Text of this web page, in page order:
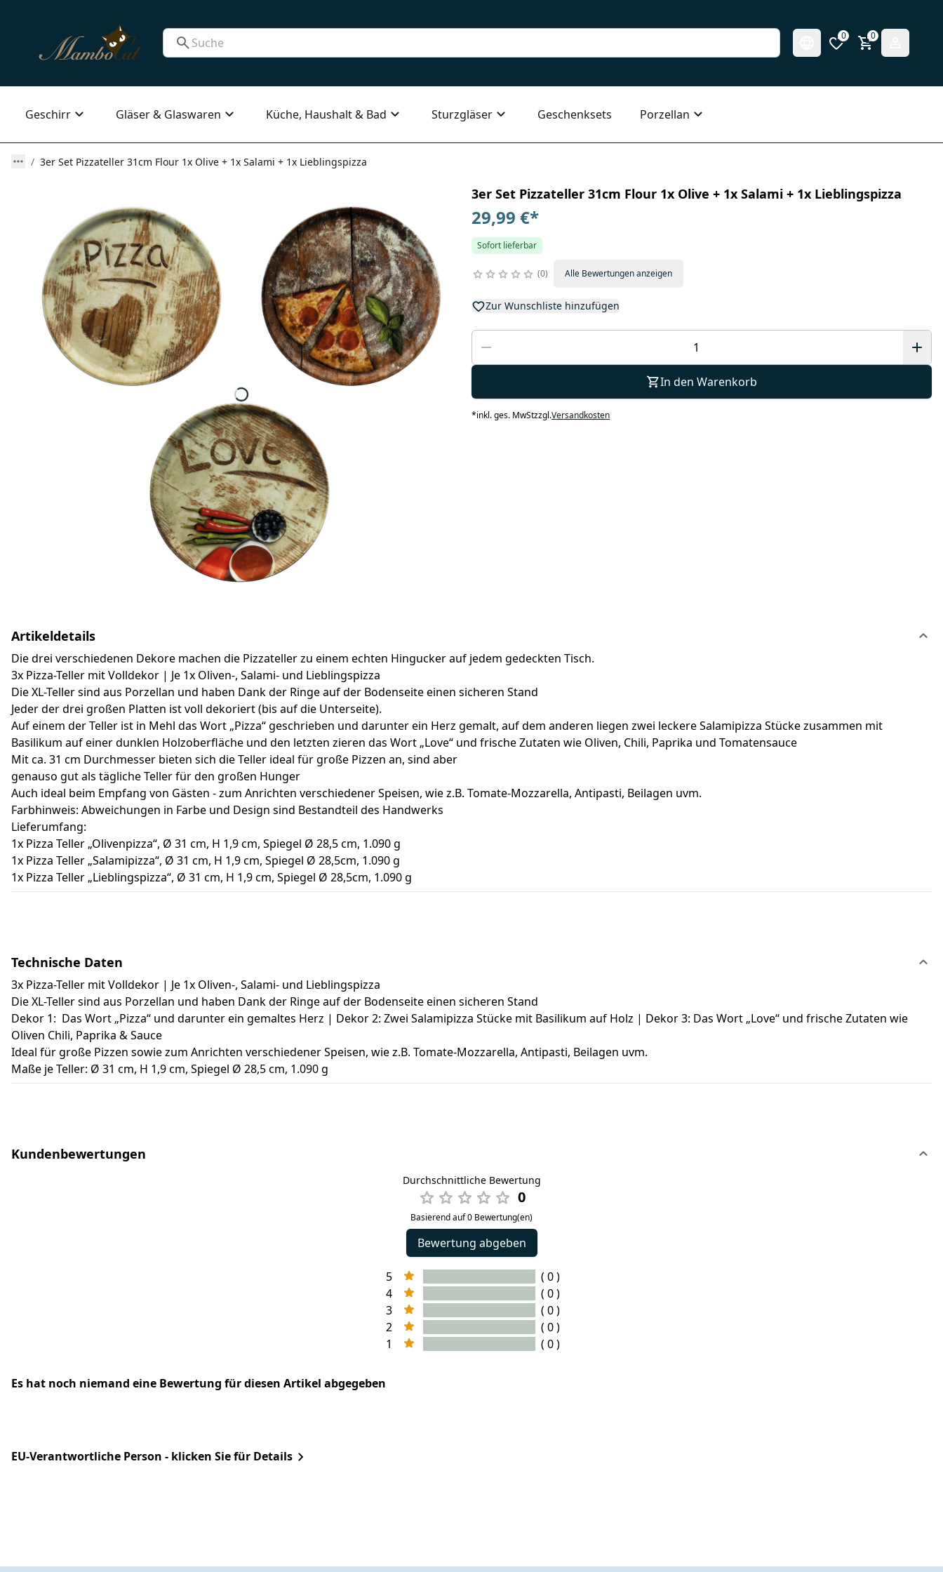
0 0
Geschirr Gläser & Glaswaren Küche, Haushalt & Bad Sturzgläser Geschenksets Porzellan
3er Set Pizzateller 31cm Flour 1x Olive + 1x Salami + 1x Lieblingspizza
3er Set Pizzateller 31cm Flour 1x Olive + 1x Salami + 1x Lieblingspizza
29,99 €*
Sofort lieferbar
0 Alle Bewertungen anzeigen
Zur Wunschliste hinzufügen
In den Warenkorb
*inkl. ges. MwStzzgl.Versandkosten
Artikeldetails
Die drei verschiedenen Dekore machen die Pizzateller zu einem echten Hingucker auf jedem gedeckten Tisch.
3x Pizza-Teller mit Volldekor | Je 1x Oliven-, Salami- und Lieblingspizza
Die XL-Teller sind aus Porzellan und haben Dank der Ringe auf der Bodenseite einen sicheren Stand
Jeder der drei großen Platten ist voll dekoriert (bis auf die Unterseite).
Auf einem der Teller ist in Mehl das Wort „Pizza“ geschrieben und darunter ein Herz gemalt, auf dem anderen liegen zwei leckere Salamipizza Stücke zusammen mit
Basilikum auf einer dunklen Holzoberfläche und den letzten zieren das Wort „Love“ und frische Zutaten wie Oliven, Chili, Paprika und Tomatensauce
Mit ca. 31 cm Durchmesser bieten sich die Teller ideal für große Pizzen an, sind aber
genauso gut als tägliche Teller für den großen Hunger
Auch ideal beim Empfang von Gästen - zum Anrichten verschiedener Speisen, wie z.B. Tomate-Mozzarella, Antipasti, Beilagen uvm.
Farbhinweis: Abweichungen in Farbe und Design sind Bestandteil des Handwerks
Lieferumfang:
1x Pizza Teller „Olivenpizza“, Ø 31 cm, H 1,9 cm, Spiegel Ø 28,5 cm, 1.090 g
1x Pizza Teller „Salamipizza“, Ø 31 cm, H 1,9 cm, Spiegel Ø 28,5cm, 1.090 g
1x Pizza Teller „Lieblingspizza“, Ø 31 cm, H 1,9 cm, Spiegel Ø 28,5cm, 1.090 g
Technische Daten
3x Pizza-Teller mit Volldekor | Je 1x Oliven-, Salami- und Lieblingspizza
Die XL-Teller sind aus Porzellan und haben Dank der Ringe auf der Bodenseite einen sicheren Stand
Dekor 1: Das Wort „Pizza“ und darunter ein gemaltes Herz | Dekor 2: Zwei Salamipizza Stücke mit Basilikum auf Holz | Dekor 3: Das Wort „Love“ und frische Zutaten wie
Oliven Chili, Paprika & Sauce
Ideal für große Pizzen sowie zum Anrichten verschiedener Speisen, wie z.B. Tomate-Mozzarella, Antipasti, Beilagen uvm.
Maße je Teller: Ø 31 cm, H 1,9 cm, Spiegel Ø 28,5 cm, 1.090 g
Kundenbewertungen
Durchschnittliche Bewertung
0
Basierend auf 0 Bewertung(en)
Bewertung abgeben
5
( 0 )
4
( 0 )
3
( 0 )
2
( 0 )
1
( 0 )
Es hat noch niemand eine Bewertung für diesen Artikel abgegeben
EU-Verantwortliche Person - klicken Sie für Details